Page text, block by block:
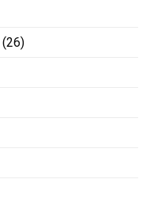
(26)